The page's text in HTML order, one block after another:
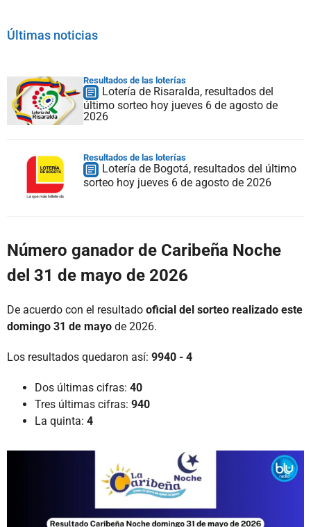
Últimas noticias
Resultados de las loterías
Lotería de Risaralda, resultados del
último sorteo hoy jueves 6 de agosto de
2026
Resultados de las loterías
Lotería de Bogotá, resultados del último
sorteo hoy jueves 6 de agosto de 2026
Número ganador de Caribeña Noche
del 31 de mayo de 2026
De acuerdo con el resultado oficial del sorteo realizado este
domingo 31 de mayo de 2026.
Los resultados quedaron así: 9940 - 4
Dos últimas cifras: 40
Tres últimas cifras: 940
La quinta: 4